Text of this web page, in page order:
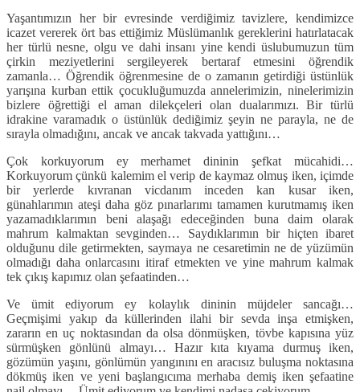
Yaşantımızın her bir evresinde verdiğimiz tavizlere, kendimizce
icazet vererek ört bas ettiğimiz Müslümanlık gereklerini hatırlatacak
her türlü nesne, olgu ve dahi insanı yine kendi üslubumuzun tüm
çirkin meziyetlerini sergileyerek bertaraf etmesini öğrendik
zamanla… Öğrendik öğrenmesine de o zamanın getirdiği üstünlük
yarışına kurban ettik çocukluğumuzda annelerimizin, ninelerimizin
bizlere öğrettiği el aman dilekçeleri olan dualarımızı. Bir türlü
idrakine varamadık o üstünlük dediğimiz şeyin ne parayla, ne de
sırayla olmadığını, ancak ve ancak takvada yattığını…
Çok korkuyorum ey merhamet dininin şefkat mücahidi…
Korkuyorum çünkü kalemim el verip de kaymaz olmuş iken, içimde
bir yerlerde kıvranan vicdanım inceden kan kusar iken,
günahlarımın ateşi daha göz pınarlarımı tamamen kurutmamış iken
yazamadıklarımın beni alaşağı edeceğinden buna daim olarak
mahrum kalmaktan sevginden… Saydıklarımın bir hiçten ibaret
olduğunu dile getirmekten, saymaya ne cesaretimin ne de yüzümün
olmadığı daha onlarcasını itiraf etmekten ve yine mahrum kalmak
tek çıkış kapımız olan şefaatinden…
Ve ümit ediyorum ey kolaylık dininin müjdeler sancağı…
Geçmişimi yakıp da küllerinden ilahi bir sevda inşa etmişken,
zararın en uç noktasından da olsa dönmüşken, tövbe kapısına yüz
sürmüşken gönlünü almayı… Hazır kıta kıyama durmuş iken,
gözümün yaşını, gönlümün yangınını en aracısız buluşma noktasına
dökmüş iken ve yeni başlangıcıma merhaba demiş iken şefaatine